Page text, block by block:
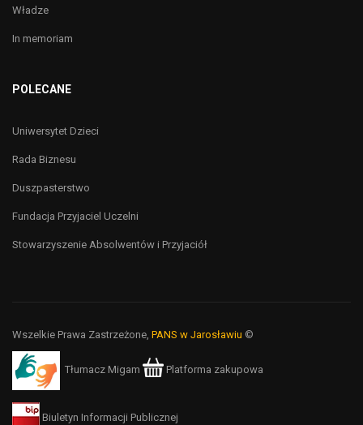
Władze
In memoriam
POLECANE
Uniwersytet Dzieci
Rada Biznesu
Duszpasterstwo
Fundacja Przyjaciel Uczelni
Stowarzyszenie Absolwentów i Przyjaciół
Wszelkie Prawa Zastrzeżone, PANS w Jarosławiu ©
Tłumacz Migam Platforma zakupowa
Biuletyn Informacji Publicznej